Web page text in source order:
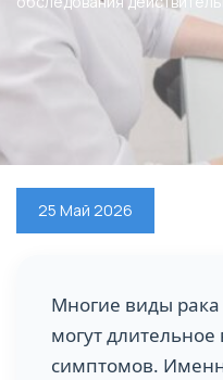
25 Май 2026
Многие виды
могут
симптомов.